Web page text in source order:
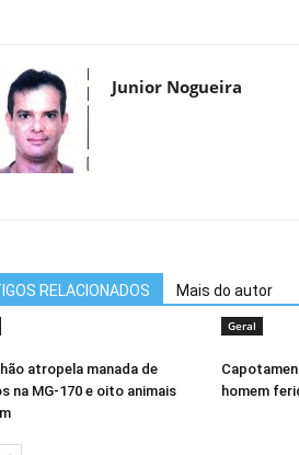
Junior Nogueira
RELACIONADOS Mais do autor
atropela manada de
na MG-170 e oito animais
Geral
homem